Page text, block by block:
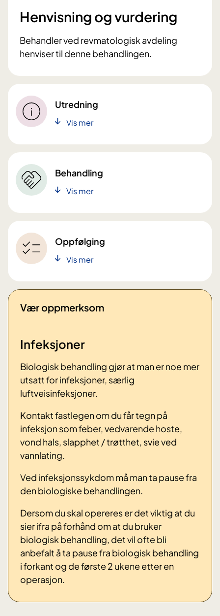
Henvisning og vurdering
Behandler ved revmatologisk avdeling
henviser til denne behandlingen.
Utredning
Vis mer
Behandling
Vis mer
Oppfølging
Vis mer
Vær oppmerksom
Infeksjoner
Biologisk behandling gjør at man er noe mer
utsatt for infeksjoner, særlig
luftveisinfeksjoner.
Kontakt fastlegen om du får tegn på
infeksjon som feber, vedvarende hoste,
vond hals, slapphet / trøtthet, svie ved
vannlating.
Ved infeksjonssykdom må man ta pause fra
den biologiske behandlingen.
Dersom du skal opereres er det viktig at du
sier ifra på forhånd om at du bruker
biologisk behandling, det vil ofte bli
anbefalt å ta pause fra biologisk behandling
i forkant og de første 2 ukene etter en
operasjon.